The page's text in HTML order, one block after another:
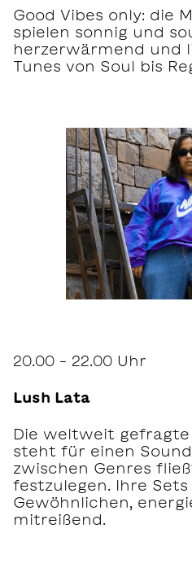
Good Vibes only: die
spielen sonnig und
herzerwärmend und
Tunes von Soul bis
20.00 – 22.00 Uhr
Lush Lata
Die weltweit gefragte
steht für einen
zwischen Genres
festzulegen. Ihre
Gewöhnlichen,
mitreißend.